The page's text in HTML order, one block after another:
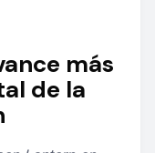
más
de la